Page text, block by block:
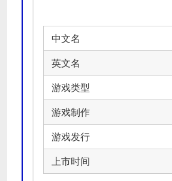
中文名
英文名
游戏类型
游戏制作
游戏发行
上市时间